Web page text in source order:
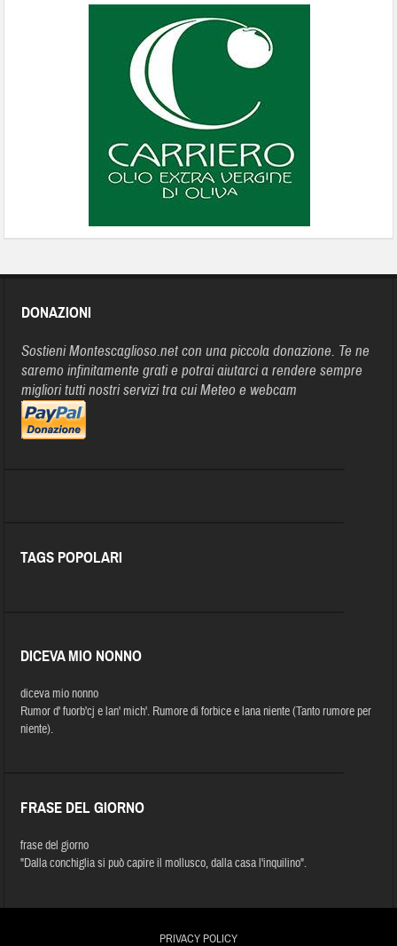
DONAZIONI
Sostieni Montescaglioso.net con una piccola donazione. Te ne
saremo infinitamente grati e potrai aiutarci a rendere sempre
migliori tutti nostri servizi tra cui Meteo e webcam
TAGS POPOLARI
DICEVA MIO NONNO
diceva mio nonno
Rumor d' fuorb'cj e lan' mich'. Rumore di forbice e lana niente (Tanto rumore per
niente).
FRASE DEL GIORNO
frase del giorno
"Dalla conchiglia si può capire il mollusco, dalla casa l'inquilino".
PRIVACY POLICY